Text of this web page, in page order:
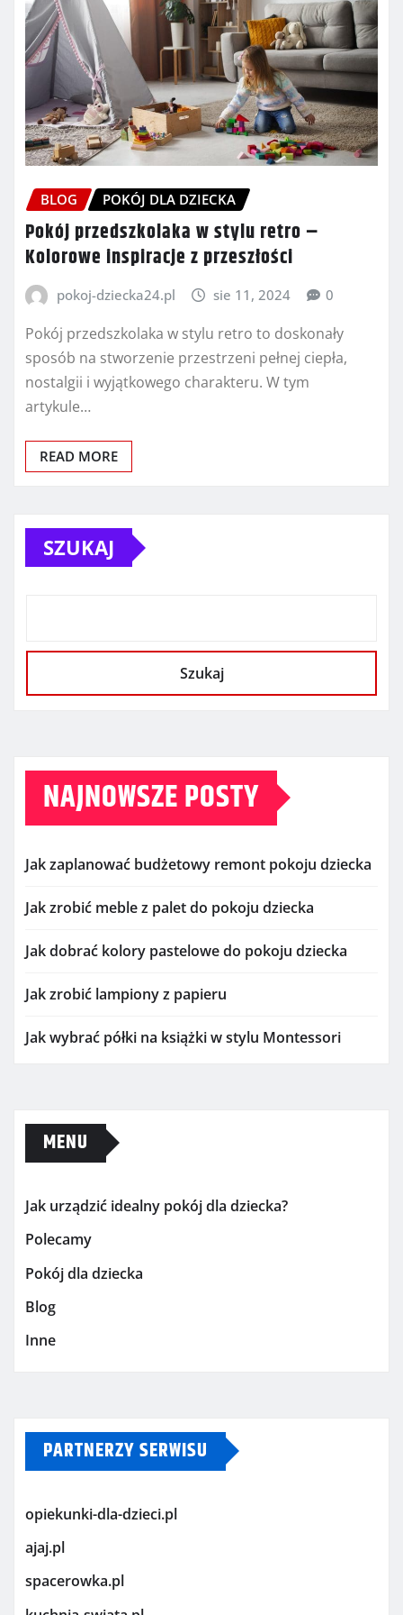
BLOG POKÓJ DLA DZIECKA
Pokój przedszkolaka w stylu retro –
Kolorowe inspiracje z przeszłości
pokoj-dziecka24.pl sie 11, 2024 0
Pokój przedszkolaka w stylu retro to doskonały
sposób na stworzenie przestrzeni pełnej ciepła,
nostalgii i wyjątkowego charakteru. W tym
artykule…
READ MORE
SZUKAJ
Szukaj
NAJNOWSZE POSTY
Jak zaplanować budżetowy remont pokoju dziecka
Jak zrobić meble z palet do pokoju dziecka
Jak dobrać kolory pastelowe do pokoju dziecka
Jak zrobić lampiony z papieru
Jak wybrać półki na książki w stylu Montessori
MENU
Jak urządzić idealny pokój dla dziecka?
Polecamy
Pokój dla dziecka
Blog
Inne
PARTNERZY SERWISU
opiekunki-dla-dzieci.pl
ajaj.pl
spacerowka.pl